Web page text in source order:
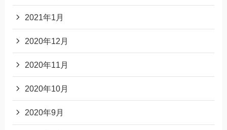
2021年1月
2020年12月
2020年11月
2020年10月
2020年9月